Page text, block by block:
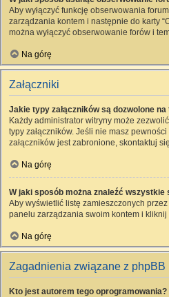
Aby wyłączyć funkcję obserwowania
zarządzania kontem i następnie do karty
można wyłączyć obserwowanie forów i
Na górę
Załączniki
Jakie typy załączników są dozwolone
Każdy administrator witryny może
typy załączników. Jeśli nie masz
załączników jest zabronione, skontaktuj
Na górę
W jaki sposób można znaleźć wszystkie
Aby wyświetlić listę zamieszczonych
panelu zarządzania swoim kontem i
Na górę
Zagadnienia związane z phpBB
Kto jest autorem tego oprogramowania?